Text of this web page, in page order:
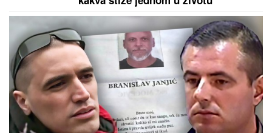
Najmekše PAMUK KIFLICE,
fenomenalne i sa slanim i sa slatkim
filom: Ispadaju SAVRŠENO baš svaki
put - sa OVIM RECEPTOM nema
greške